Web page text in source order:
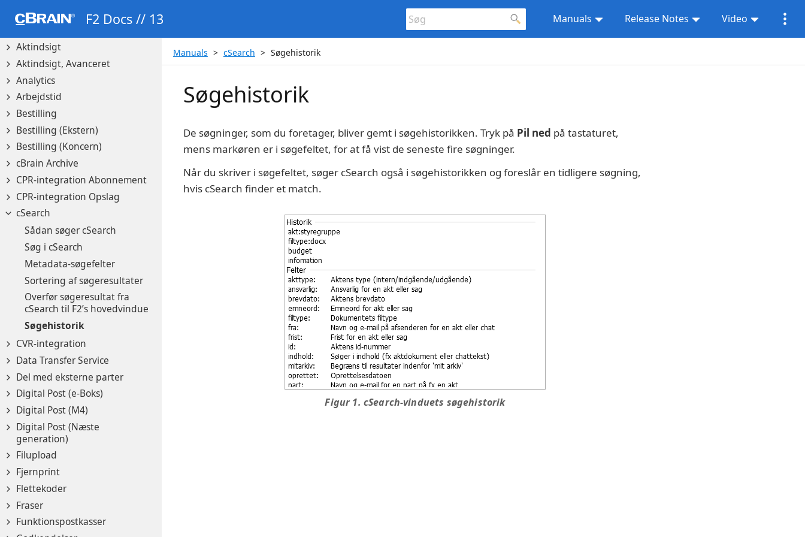
F2 Docs // 13 Manuals Release Notes Video
Administratorgodkendelser
Aktindsigt
Aktindsigt, Avanceret
Analytics
Arbejdstid
Bestilling
Bestilling (Ekstern)
Bestilling (Koncern)
cBrain Archive
CPR-integration Abonnement
CPR-integration Opslag
cSearch
Sådan søger cSearch
Søg i cSearch
Metadata-søgefelter
Sortering af søgeresultater
Overfør søgeresultat fra
cSearch til F2’s hovedvindue
Søgehistorik
CVR-integration
Data Transfer Service
Del med eksterne parter
Digital Post (e-Boks)
Digital Post (M4)
Digital Post (Næste
generation)
Filupload
Fjernprint
Flettekoder
Fraser
Funktionspostkasser
Manuals cSearch Søgehistorik
Søgehistorik
De søgninger, som du foretager, bliver gemt i søgehistorikken. Tryk på Pil ned på tastaturet,
mens markøren er i søgefeltet, for at få vist de seneste fire søgninger.
Når du skriver i søgefeltet, søger cSearch også i søgehistorikken og foreslår en tidligere søgning,
hvis cSearch finder et match.
Figur 1. cSearch-vinduets søgehistorik